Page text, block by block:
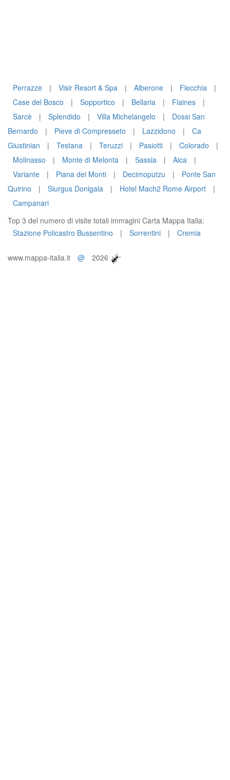
Perrazze | Visir Resort & Spa | Alberone | Flecchia
|
Case del Bosco
| Sopportico | Bellaria | Flaines
|
Sarcè
| Splendido | Villa Michelangelo |
Dossi San
Bernardo
| Pieve di Compresseto | Lazzidono |
Ca
Giustinian
| Testana | Teruzzi | Pasiotti | Colorado
|
Molinasso
| Monte di Melonta | Sassia | Aica
|
Variante
| Piana dei Monti | Decimoputzu |
Ponte San
Quirino
| Siurgus Donigala | Hotel Mach2 Rome Airport
|
Campanari
Top 3 del numero di visite totali immagini Carta Mappa Italia:
Stazione Policastro Bussentino
| Sorrentini | Cremia
www.mappa-italia.it @ 2026